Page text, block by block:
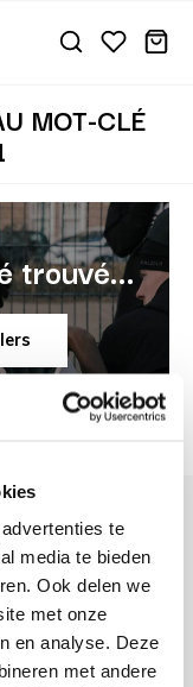
te
media te bieden
Ook delen we
met onze
en analyse. Deze
met andere
MOT-CLÉ
trouvé...